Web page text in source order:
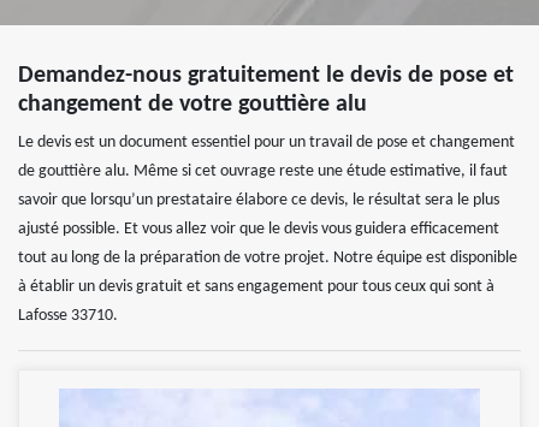
Demandez-nous gratuitement le devis de pose et
changement de votre gouttière alu
Le devis est un document essentiel pour un travail de pose et changement
de gouttière alu. Même si cet ouvrage reste une étude estimative, il faut
savoir que lorsqu’un prestataire élabore ce devis, le résultat sera le plus
ajusté possible. Et vous allez voir que le devis vous guidera efficacement
tout au long de la préparation de votre projet. Notre équipe est disponible
à établir un devis gratuit et sans engagement pour tous ceux qui sont à
Lafosse 33710.